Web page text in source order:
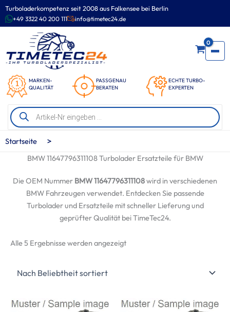
Turboladerkompetenz seit 2008 aus Falkensee bei Berlin
+49 3322 40 200 111 info@timetec24.de
MARKEN-
QUALITÄT
PASSGENAU
BERATEN
ECHTE TURBO-
EXPERTEN
0
Products
search
Zum
Inhalt
springen
Startseite >
BMW 11647796311108 Turbolader Ersatzteile für BMW
Die OEM Nummer BMW 11647796311108wird in verschiedenen
BMW Fahrzeugen verwendet. Entdecken Sie passende
Turbolader und Ersatzteile mit schneller Lieferung und
geprüfter Qualität bei TimeTec24.
Alle 5 Ergebnisse werden angezeigtNach